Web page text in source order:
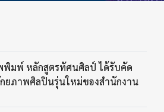
พิมพ์ หลักสูตรทัศนศิลป์ ได้รับคัด
กยภาพศิลปินรุ่นใหม่ของสำนักงาน